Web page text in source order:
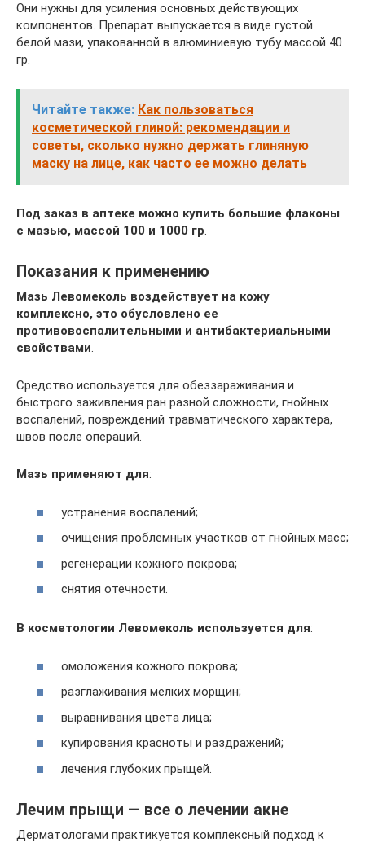
Они нужны для усиления основных действующих
компонентов. Препарат выпускается в виде густой
белой мази, упакованной в алюминиевую тубу массой 40
гр.
Читайте также: Как пользоваться
косметической глиной: рекомендации и
советы, сколько нужно держать глиняную
маску на лице, как часто ее можно делать
Под заказ в аптеке можно купить большие флаконы
с мазью, массой 100 и 1000 гр.
Показания к применению
Мазь Левомеколь воздействует на кожу
комплексно, это обусловлено ее
противовоспалительными и антибактериальными
свойствами.
Средство используется для обеззараживания и
быстрого заживления ран разной сложности, гнойных
воспалений, повреждений травматического характера,
швов после операций.
Мазь применяют для:
устранения воспалений;
очищения проблемных участков от гнойных масс;
регенерации кожного покрова;
снятия отечности.
В косметологии Левомеколь используется для:
омоложения кожного покрова;
разглаживания мелких морщин;
выравнивания цвета лица;
купирования красноты и раздражений;
лечения глубоких прыщей.
Лечим прыщи — все о лечении акне
Дерматологами практикуется комплексный подход к